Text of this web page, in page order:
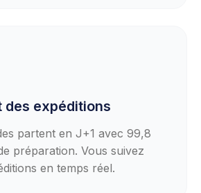
des expéditions
partent en J+1 avec 99,8
préparation. Vous suivez
en temps réel.